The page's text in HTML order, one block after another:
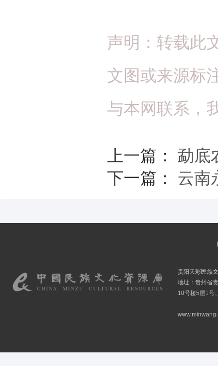
声明：转载此
文图或来源标
与本网联系，
上一篇： 勐底
下一篇： 云南
贵阳天彩民族
地址：贵州省
10号楼5层1号